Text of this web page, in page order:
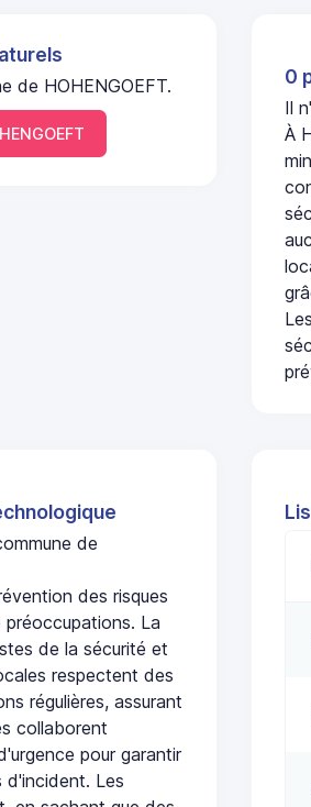
de HOHENGOEFT. 0
Il
À
de
des risques
La
de la sécurité et
respectent des
régulières, assurant
collaborent
pour garantir
Les